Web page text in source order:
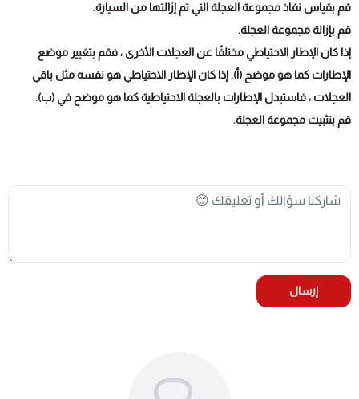
قم بقياس نفاذ مجموعة العجلة التي تم إزالتها من السيارة.
قم بإزالة مجموعة العجلة.
إذا كان الإطار الاحتياطي مختلفًا عن العجلات الأخرى ، فقم بتغيير موضع
الإطارات كما هو موضح (أ). إذا كان الإطار الاحتياطي هو نفسه مثل باقي
العجلات ، فاستبدل الإطارات بالعجلة الاحتياطية كما هو موضح في (ب).
قم بتثبيت مجموعة العجلة.
إرسال